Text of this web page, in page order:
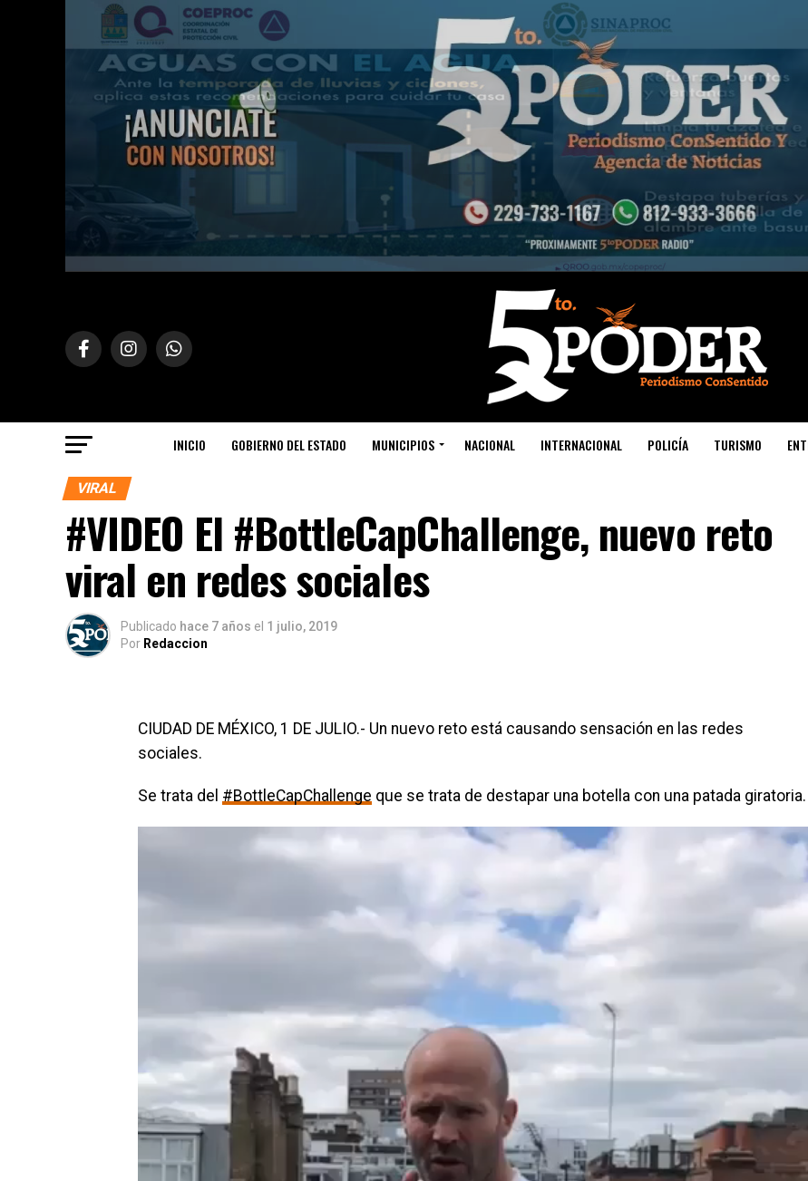
INICIO GOBIERNO DEL ESTADO MUNICIPIOS NACIONAL INTERNACIONAL POLICÍA TURISMO
VIRAL
#VIDEO El #BottleCapChallenge, nuevo reto
viral en redes sociales
Publicado hace 7 años el 1 julio, 2019
Por Redaccion
CIUDAD DE MÉXICO, 1 DE JULIO.- Un nuevo reto está causando sensación en las redes
sociales.
Se trata del #BottleCapChallenge que se trata de destapar una botella con una patada giratoria.